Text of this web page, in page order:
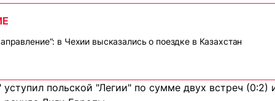
+7 (700) 3 888 188в Чехии высказались о поездке в Казахстан
польской "Легии" по сумме двух встреч (0:2)